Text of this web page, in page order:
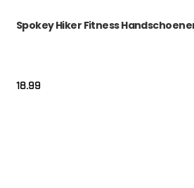
Spokey Hiker Fitness
18.99